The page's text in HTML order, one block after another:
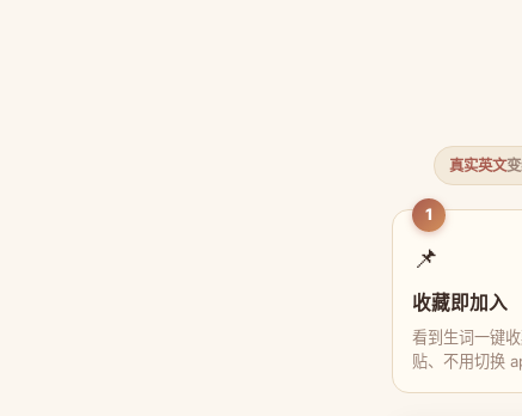
真实英文
1
📌
收藏即加入
看到生词一键
贴、不用切换